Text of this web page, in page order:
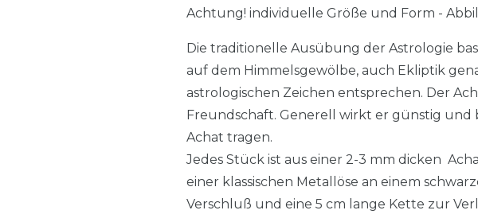
Achtung! individuelle Größe und Form -
Die traditionelle Ausübung der Astrologie
auf dem Himmelsgewölbe, auch Ekliptik
astrologischen Zeichen entsprechen. Der
Freundschaft. Generell wirkt er günstig
Achat tragen.
Jedes Stück ist aus einer 2-3 mm dicken
einer klassischen Metallöse an einem
Verschluß und eine 5 cm lange Kette zur